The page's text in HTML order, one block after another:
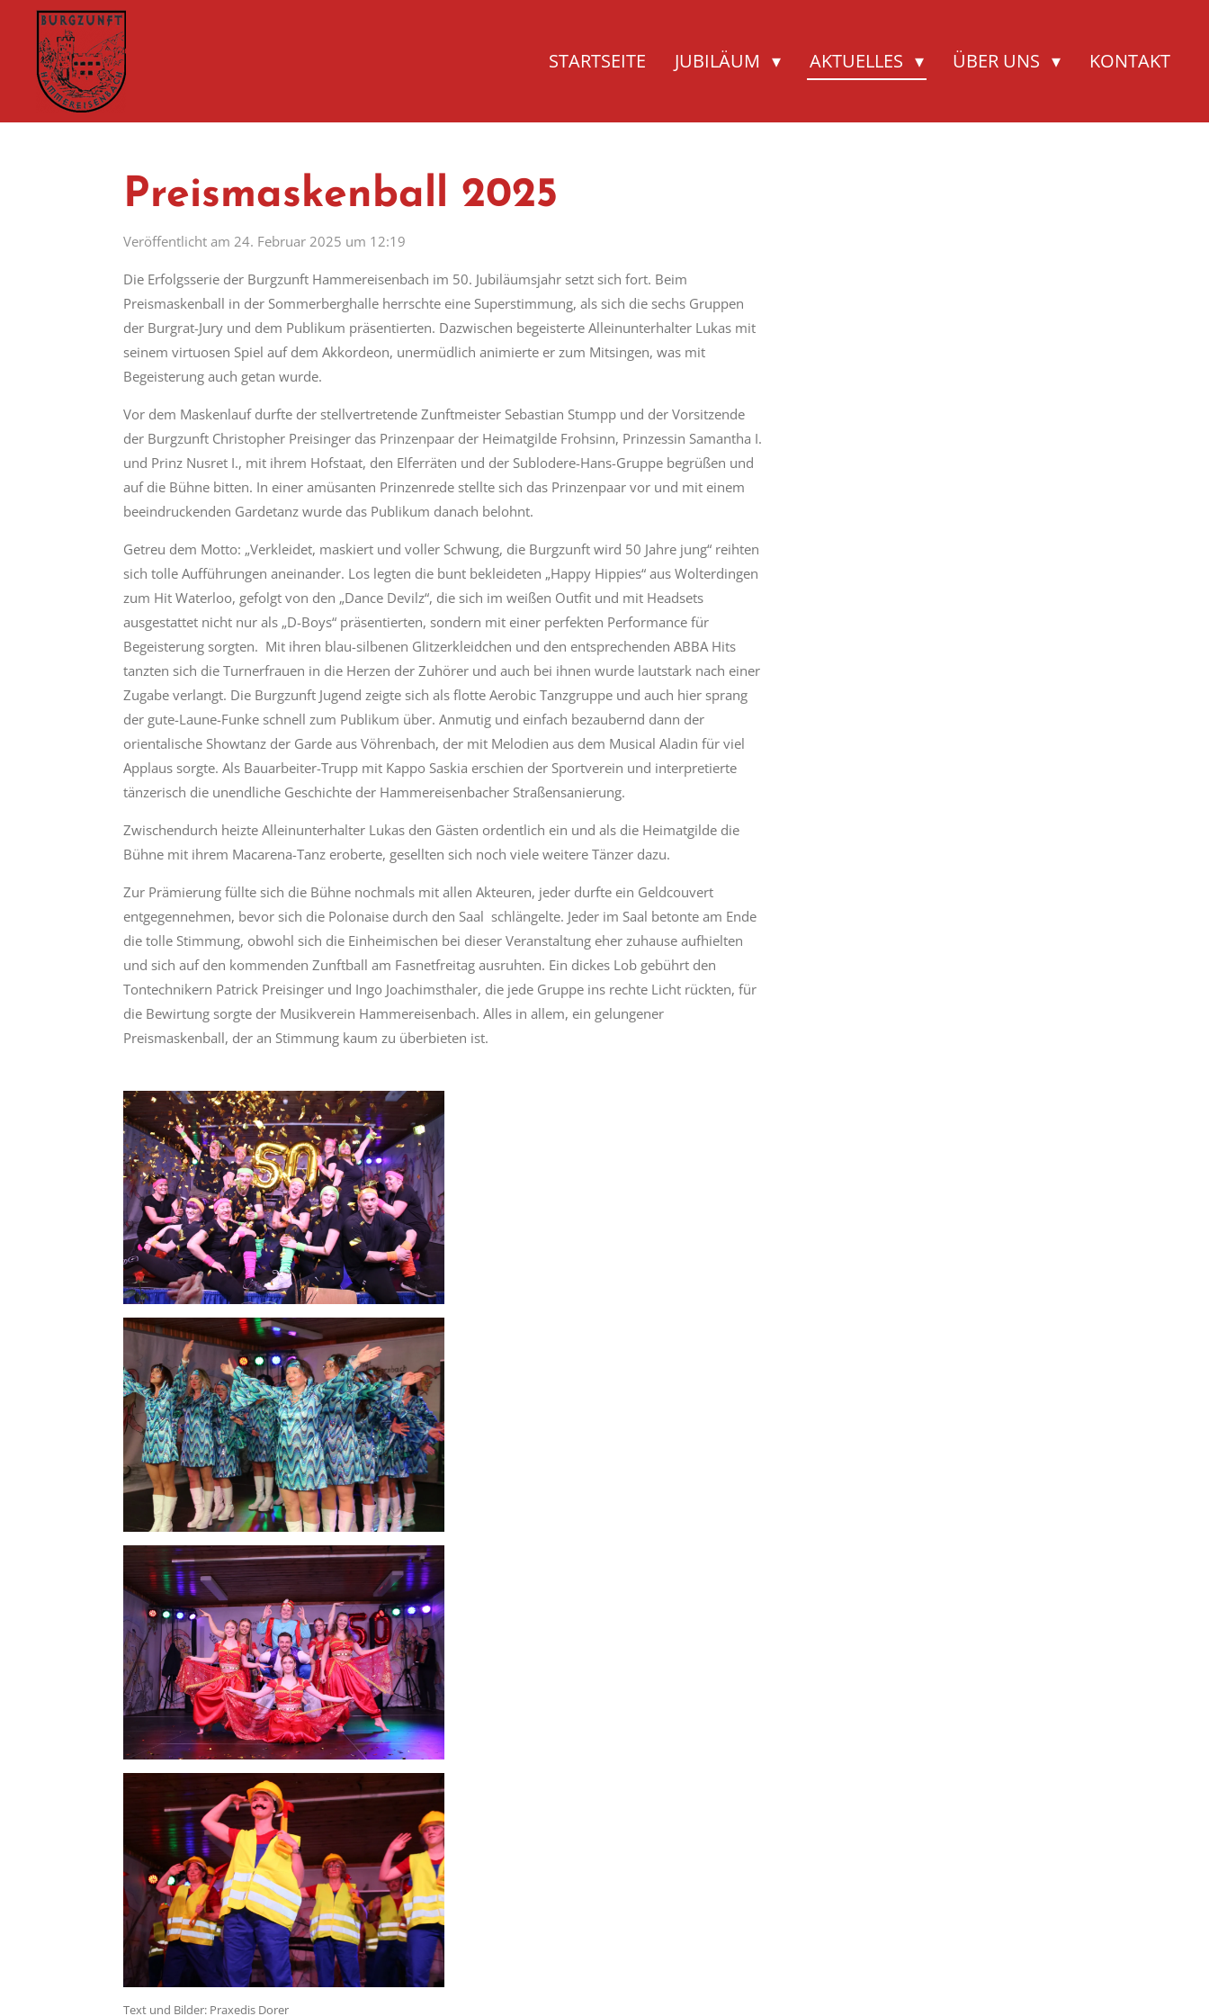
Hauptinhalt
springen
STARTSEITE JUBILÄUM AKTUELLES ÜBER UNS KONTAKT
Preismaskenball 2025
Veröffentlicht am 24. Februar 2025 um 12:19
Die Erfolgsserie der Burgzunft Hammereisenbach im 50. Jubiläumsjahr setzt sich fort. Beim
Preismaskenball in der Sommerberghalle herrschte eine Superstimmung, als sich die sechs Gruppen
der Burgrat-Jury und dem Publikum präsentierten. Dazwischen begeisterte Alleinunterhalter Lukas mit
seinem virtuosen Spiel auf dem Akkordeon, unermüdlich animierte er zum Mitsingen, was mit
Begeisterung auch getan wurde.
Vor dem Maskenlauf durfte der stellvertretende Zunftmeister Sebastian Stumpp und der Vorsitzende
der Burgzunft Christopher Preisinger das Prinzenpaar der Heimatgilde Frohsinn, Prinzessin Samantha I.
und Prinz Nusret I., mit ihrem Hofstaat, den Elferräten und der Sublodere-Hans-Gruppe begrüßen und
auf die Bühne bitten. In einer amüsanten Prinzenrede stellte sich das Prinzenpaar vor und mit einem
beeindruckenden Gardetanz wurde das Publikum danach belohnt.
Getreu dem Motto: „Verkleidet, maskiert und voller Schwung, die Burgzunft wird 50 Jahre jung“ reihten
sich tolle Aufführungen aneinander. Los legten die bunt bekleideten „Happy Hippies“ aus Wolterdingen
zum Hit Waterloo, gefolgt von den „Dance Devilz“, die sich im weißen Outfit und mit Headsets
ausgestattet nicht nur als „D-Boys“ präsentierten, sondern mit einer perfekten Performance für
Begeisterung sorgten. Mit ihren blau-silbenen Glitzerkleidchen und den entsprechenden ABBA Hits
tanzten sich die Turnerfrauen in die Herzen der Zuhörer und auch bei ihnen wurde lautstark nach einer
Zugabe verlangt. Die Burgzunft Jugend zeigte sich als flotte Aerobic Tanzgruppe und auch hier sprang
der gute-Laune-Funke schnell zum Publikum über. Anmutig und einfach bezaubernd dann der
orientalische Showtanz der Garde aus Vöhrenbach, der mit Melodien aus dem Musical Aladin für viel
Applaus sorgte. Als Bauarbeiter-Trupp mit Kappo Saskia erschien der Sportverein und interpretierte
tänzerisch die unendliche Geschichte der Hammereisenbacher Straßensanierung.
Zwischendurch heizte Alleinunterhalter Lukas den Gästen ordentlich ein und als die Heimatgilde die
Bühne mit ihrem Macarena-Tanz eroberte, gesellten sich noch viele weitere Tänzer dazu.
Zur Prämierung füllte sich die Bühne nochmals mit allen Akteuren, jeder durfte ein Geldcouvert
entgegennehmen, bevor sich die Polonaise durch den Saal schlängelte. Jeder im Saal betonte am Ende
die tolle Stimmung, obwohl sich die Einheimischen bei dieser Veranstaltung eher zuhause aufhielten
und sich auf den kommenden Zunftball am Fasnetfreitag ausruhten. Ein dickes Lob gebührt den
Tontechnikern Patrick Preisinger und Ingo Joachimsthaler, die jede Gruppe ins rechte Licht rückten, für
die Bewirtung sorgte der Musikverein Hammereisenbach. Alles in allem, ein gelungener
Preismaskenball, der an Stimmung kaum zu überbieten ist.
Text und Bilder: Praxedis Dorer